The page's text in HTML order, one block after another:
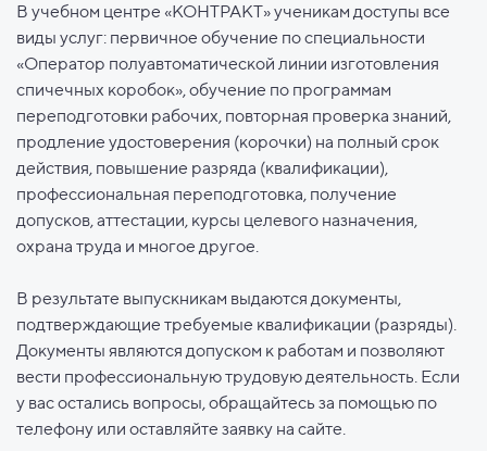
В учебном центре «КОНТРАКТ» ученикам доступы все
виды услуг: первичное обучение по специальности
«Оператор полуавтоматической линии изготовления
спичечных коробок», обучение по программам
переподготовки рабочих, повторная проверка знаний,
продление удостоверения (корочки) на полный срок
действия, повышение разряда (квалификации),
профессиональная переподготовка, получение
допусков, аттестации, курсы целевого назначения,
охрана труда и многое другое.
В результате выпускникам выдаются документы,
подтверждающие требуемые квалификации (разряды).
Документы являются допуском к работам и позволяют
вести профессиональную трудовую деятельность. Если
у вас остались вопросы, обращайтесь за помощью по
телефону или оставляйте заявку на сайте.